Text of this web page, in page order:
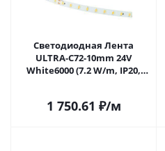
Светодиодная Лента
ULTRA-C72-10mm 24V
White6000 (7.2 W/m, IP20,
в Саратове
1 750.61 ₽/м